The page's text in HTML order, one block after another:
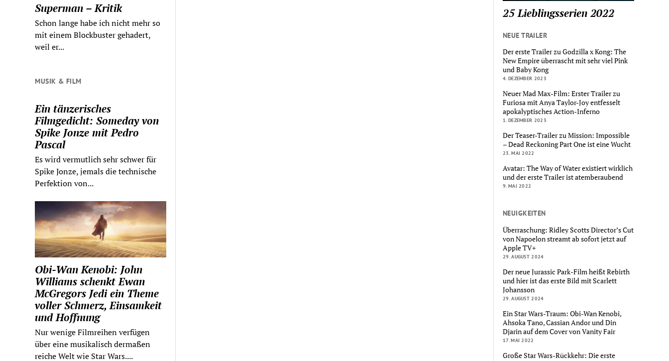
Superman – Kritik
Schon lange habe ich nicht mehr so
mit einem Blockbuster gehadert,
weil er...
MUSIK & FILM
Ein tänzerisches
Filmgedicht: Someday von
Spike Jonze mit Pedro
Pascal
Es wird vermutlich sehr schwer für
Spike Jonze, jemals die technische
Perfektion von...
Obi-Wan Kenobi: John
Williams schenkt Ewan
McGregors Jedi ein Theme
voller Schmerz, Einsamkeit
und Hoffnung
Nur wenige Filmreihen verfügen
über eine musikalisch dermaßen
reiche Welt wie Star Wars....
25 Lieblingsserien 2022
NEUE TRAILER
Der erste Trailer zu Godzilla x Kong: The
New Empire überrascht mit sehr viel Pink
und Baby Kong
4. DEZEMBER 2023
Neuer Mad Max-Film: Erster Trailer zu
Furiosa mit Anya Taylor-Joy entfesselt
apokalyptisches Action-Inferno
1. DEZEMBER 2023
Der Teaser-Trailer zu Mission: Impossible
– Dead Reckoning Part One ist eine Wucht
23. MAI 2022
Avatar: The Way of Water existiert wirklich
und der erste Trailer ist atemberaubend
9. MAI 2022
NEUIGKEITEN
Überraschung: Ridley Scotts Director’s Cut
von Napoelon streamt ab sofort jetzt auf
Apple TV+
29. AUGUST 2024
Der neue Jurassic Park-Film heißt Rebirth
und hier ist das erste Bild mit Scarlett
Johansson
29. AUGUST 2024
Ein Star Wars-Traum: Obi-Wan Kenobi,
Ahsoka Tano, Cassian Andor und Din
Djarin auf dem Cover von Vanity Fair
17. MAI 2022
Große Star Wars-Rückkehr: Die erste